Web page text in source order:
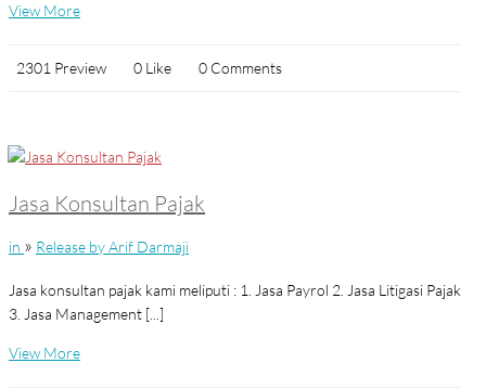
View More
2301 Preview 0 Like 0 Comments
Jasa Konsultan Pajak
in » Release by Arif Darmaji
Jasa konsultan pajak kami meliputi : 1. Jasa Payrol 2. Jasa Litigasi Pajak
3. Jasa Management [...]
View More